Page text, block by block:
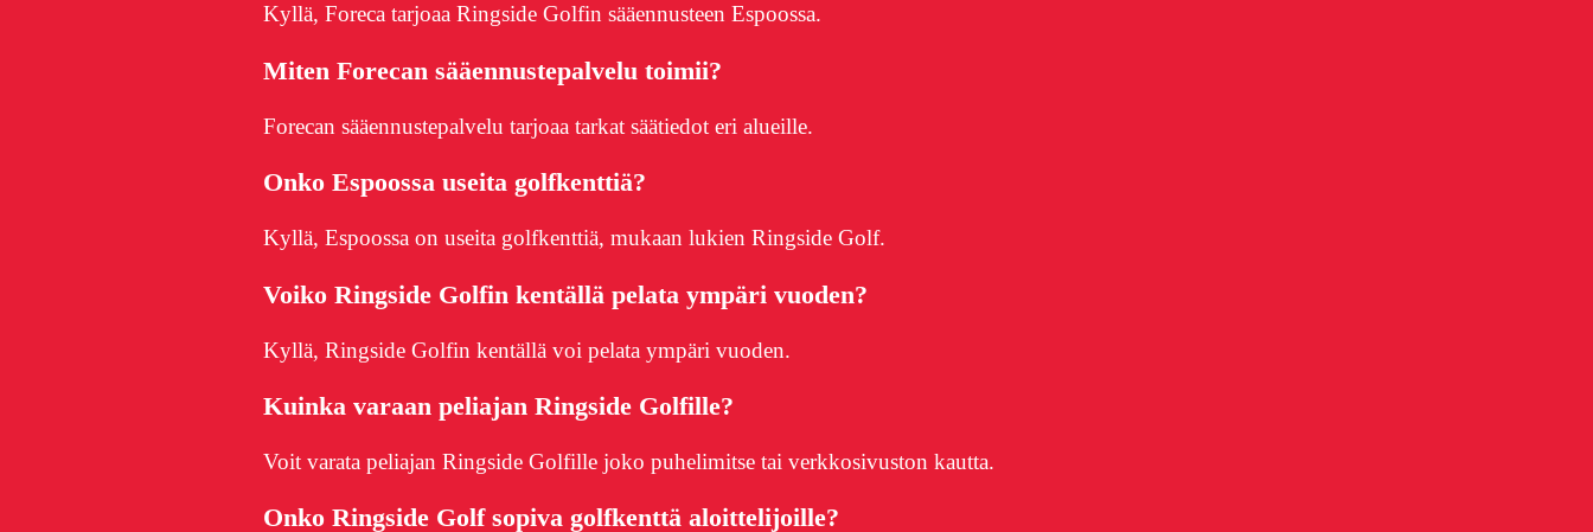
Kyllä, Foreca tarjoaa Ringside Golfin sääennusteen Espoossa.
Miten Forecan sääennustepalvelu toimii?
Forecan sääennustepalvelu tarjoaa tarkat säätiedot eri alueille.
Onko Espoossa useita golfkenttiä?
Kyllä, Espoossa on useita golfkenttiä, mukaan lukien Ringside Golf.
Voiko Ringside Golfin kentällä pelata ympäri vuoden?
Kyllä, Ringside Golfin kentällä voi pelata ympäri vuoden.
Kuinka varaan peliajan Ringside Golfille?
Voit varata peliajan Ringside Golfille joko puhelimitse tai verkkosivuston kautta.
Onko Ringside Golf sopiva golfkenttä aloittelijoille?